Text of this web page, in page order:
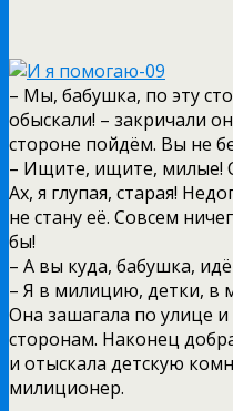
– Мы, бабушка, по эту
обыскали! – закричали
стороне пойдём. Вы не
– Ищите, ищите, милые!
Ах, я глупая, старая!
не стану её. Совсем
бы!
– А вы куда, бабушка,
– Я в милицию, детки, в
Она зашагала по улице
сторонам. Наконец
и отыскала детскую
милиционер.